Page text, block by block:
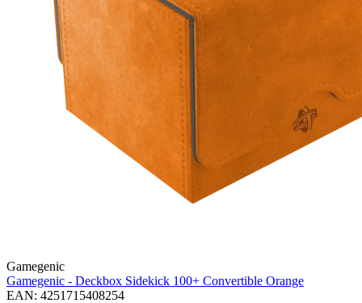
Gamegenic
Gamegenic - Deckbox Sidekick 100+ Convertible Orange
EAN: 4251715408254